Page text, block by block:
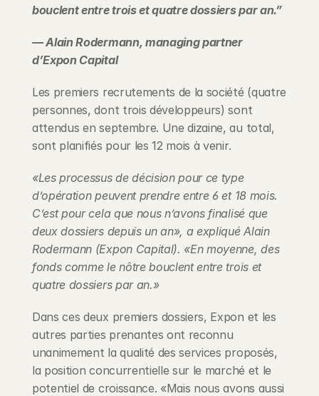
bouclent entre trois et quatre dossiers par an.”
— Alain Rodermann, managing partner
d’Expon Capital
Les premiers recrutements de la société (quatre
personnes, dont trois développeurs) sont
attendus en septembre. Une dizaine, au total,
sont planifiés pour les 12 mois à venir.
«Les processus de décision pour ce type
d’opération peuvent prendre entre 6 et 18 mois.
C’est pour cela que nous n’avons finalisé que
deux dossiers depuis un an», a expliqué Alain
Rodermann (Expon Capital). «En moyenne, des
fonds comme le nôtre bouclent entre trois et
quatre dossiers par an.»
Dans ces deux premiers dossiers, Expon et les
autres parties prenantes ont reconnu
unanimement la qualité des services proposés,
la position concurrentielle sur le marché et le
potentiel de croissance. «Mais nous avons aussi